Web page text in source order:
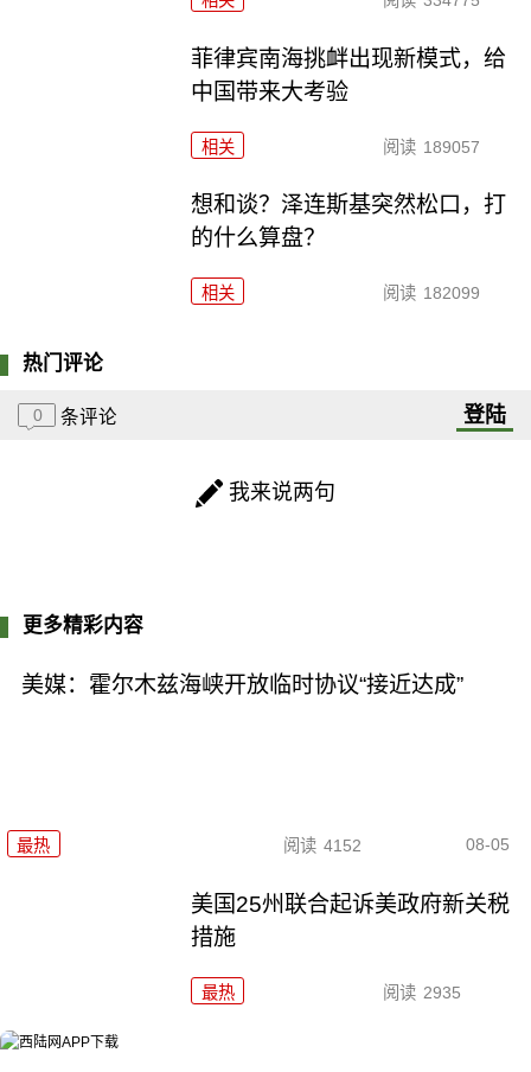
菲律宾南海挑衅出现新模式，给
中国带来大考验
相关 阅读 189057
想和谈？泽连斯基突然松口，打
的什么算盘？
相关 阅读 182099
热门评论
0 条评论 登陆
我来说两句
更多精彩内容
美媒：霍尔木兹海峡开放临时协议“接近达成”
最热 阅读 4152 08-05
美国25州联合起诉美政府新关税
措施
最热 阅读 2935